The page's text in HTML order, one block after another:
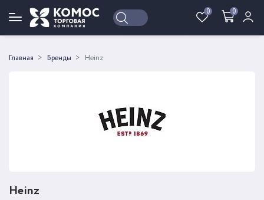
0 0
Войти Регистрация
Главная Бренды Heinz
Heinz